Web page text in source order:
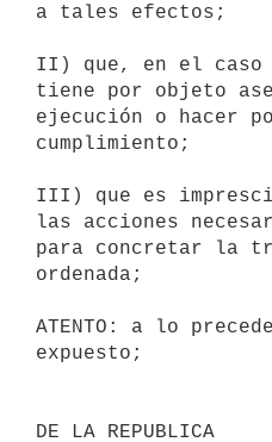
a tales efectos;
II) que, en el caso
tiene por objeto
ejecución o hacer
cumplimiento;
III) que es
las acciones
para concretar la
ordenada;
ATENTO: a lo
expuesto;
DE LA REPUBLICA